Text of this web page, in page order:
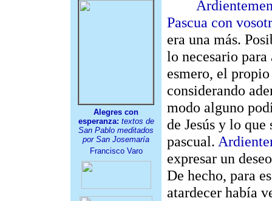
Alegres con
esperanza: textos de
San Pablo meditados
por San Josemaría
Francisco Varo
Pascua con
era una más.
lo necesario
esmero, el
considerando
modo alguno
de Jesús y lo
pascual.
expresar un
De hecho, para
atardecer había